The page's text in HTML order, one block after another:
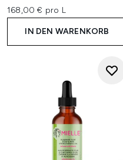
168,00 € pro L
IN DEN WARENKORB